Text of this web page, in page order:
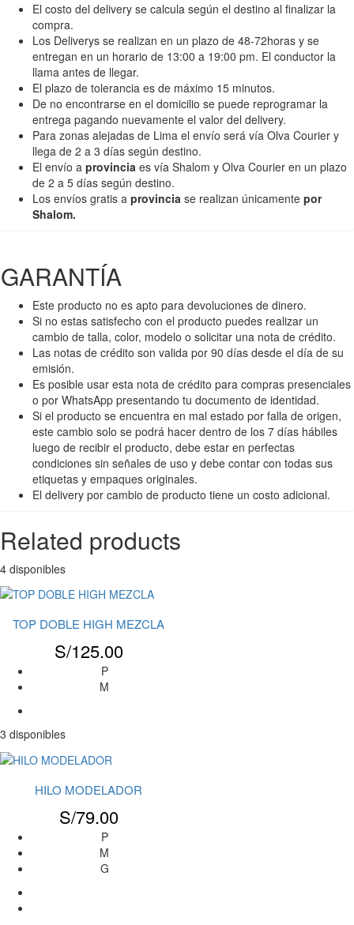
El costo del delivery se calcula según el destino al finalizar la
compra.
Los Deliverys se realizan en un plazo de 48-72horas y se
entregan en un horario de 13:00 a 19:00 pm. El conductor la
llama antes de llegar.
El plazo de tolerancia es de máximo 15 minutos.
De no encontrarse en el domicilio se puede reprogramar la
entrega pagando nuevamente el valor del delivery.
Para zonas alejadas de Lima el envío será vía Olva Courier y
llega de 2 a 3 días según destino.
El envío a provincia es vía Shalom y Olva Courier en un plazo
de 2 a 5 días según destino.
Los envíos gratis a provincia se realizan únicamente por
Shalom.
GARANTÍA
Este producto no es apto para devoluciones de dinero.
Si no estas satisfecho con el producto puedes realizar un
cambio de talla, color, modelo o solicitar una nota de crédito.
Las notas de crédito son valida por 90 días desde el día de su
emisión.
Es posible usar esta nota de crédito para compras presenciales
o por WhatsApp presentando tu documento de identidad.
Si el producto se encuentra en mal estado por falla de origen,
este cambio solo se podrá hacer dentro de los 7 días hábiles
luego de recibir el producto, debe estar en perfectas
condiciones sin señales de uso y debe contar con todas sus
etiquetas y empaques originales.
El delivery por cambio de producto tiene un costo adicional.
Related products
4 disponibles
TOP DOBLE HIGH MEZCLA
S/125.00
P
M
3 disponibles
HILO MODELADOR
S/79.00
P
M
G